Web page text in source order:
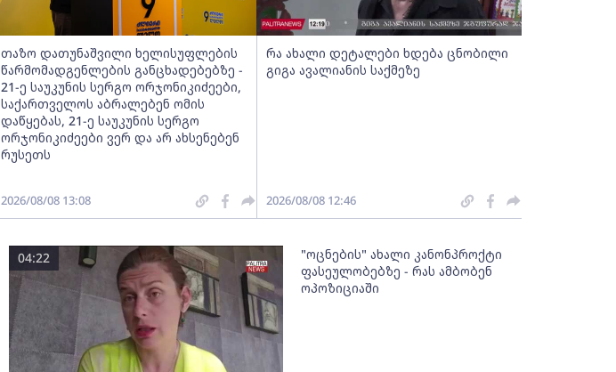
თაზო დათუნაშვილი ხელისუფლების
წარმომადგენლების განცხადებებზე -
21-ე საუკუნის სერგო ორჯონიკიძეები,
საქართველოს აბრალებენ ომის
დაწყებას, 21-ე საუკუნის სერგო
ორჯონიკიძეები ვერ და არ ახსენებენ
რუსეთს
2026/08/08 13:08
რა ახალი დეტალები ხდება ცნობილი
გიგა ავალიანის საქმეზე
2026/08/08 12:46
"ოცნების" ახალი კანონპროქტი
ფასეულობებზე - რას ამბობენ
ოპოზიციაში
04:22